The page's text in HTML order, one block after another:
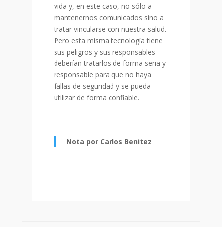
vida y, en este caso, no sólo a
mantenernos comunicados sino a
tratar vincularse con nuestra salud.
Pero esta misma tecnología tiene
sus peligros y sus responsables
deberían tratarlos de forma seria y
responsable para que no haya
fallas de seguridad y se pueda
utilizar de forma confiable.
Nota por Carlos Benitez